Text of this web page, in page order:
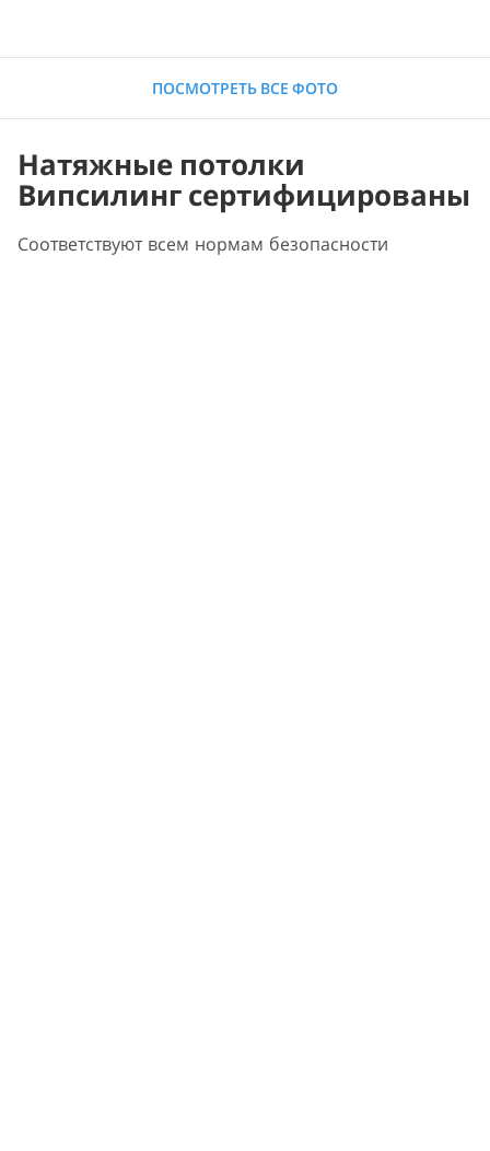
ПОСМОТРЕТЬ ВСЕ ФОТО
Натяжные потолки
Випсилинг сертифицированы
Соответствуют всем нормам безопасности